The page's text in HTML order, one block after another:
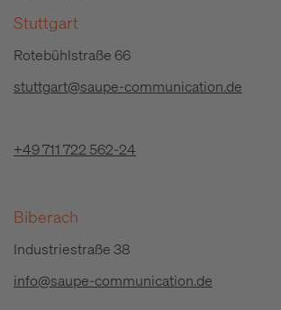
Stuttgart
Rotebühlstraße 66
stuttgart@saupe-communication.de
+49 711 722 562-24
Biberach
Industriestraße 38
info@saupe-communication.de